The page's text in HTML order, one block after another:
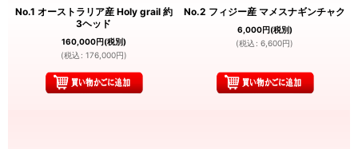
No.1 オーストラリア産 Holy grail 約
3ヘッド
160,000円(税別)
(税込 : 176,000円)
No.2 フィジー産 マメスナギンチャク
6,000円(税別)
(税込 : 6,600円)